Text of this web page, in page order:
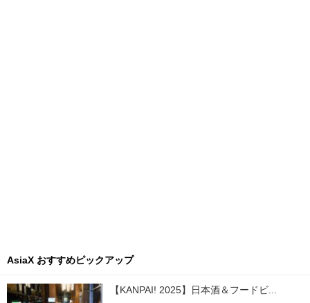
AsiaX おすすめピックアップ
【KANPAI! 2025】日本酒＆フードビ...